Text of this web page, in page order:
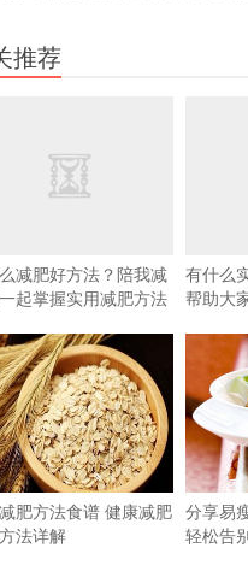
推荐
减肥好方法？陪我减
起掌握实用减肥方法
有什么
帮助大
肥方法食谱 健康减肥
法详解
分享易
轻松告